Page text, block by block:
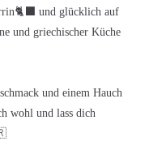
und glücklich auf
und griechischer Küche
und einem Hauch
wohl und lass dich